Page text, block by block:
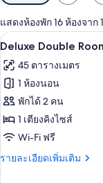
กรอง
ที่
มี
ให้
สำหรับ
ห้อง
พัก
แสดงห้องพัก 16 ห้องจาก
เปิด
ภาพถ่าย
ทั้งหมด
ของ
Deluxe
Double
Room
(Cimer
4
Deluxe Double
45 ตารางเมตร
1 ห้องนอน
พักได้ 2 คน
1 เตียงคิงไซส์
Wi-Fi ฟรี
รายละเอียดเพิ่มเติม
ราย